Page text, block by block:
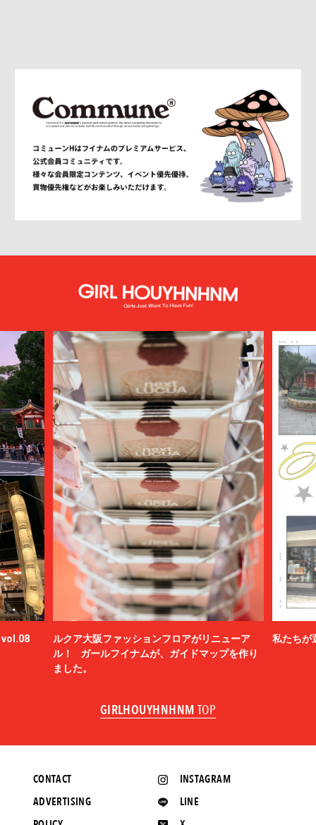
vol.08
ルクア大阪ファッションフロアがリニューア
ル！ ガールフイナムが、ガイドマップを作り
ました。
私たちが
GIRLHOUYHNHNM TOP
INSTAGRAM
LINE
CONTACT
ADVERTISING